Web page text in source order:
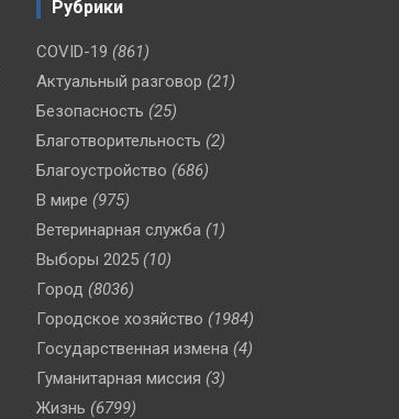
Рубрики
COVID-19 (861)
Актуальный разговор (21)
Безопасность (25)
Благотворительность (2)
Благоустройство (686)
В мире (975)
Ветеринарная служба (1)
Выборы 2025 (10)
Город (8036)
Городское хозяйство (1984)
Государственная измена (4)
Гуманитарная миссия (3)
Жизнь (6799)